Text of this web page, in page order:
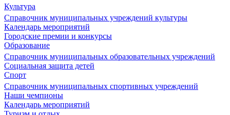
Культура
Справочник муниципальных учреждений культуры
Календарь мероприятий
Городские премии и конкурсы
Образование
Справочник муниципальных образовательных учреждений
Социальная защита детей
Спорт
Справочник муниципальных спортивных учреждений
Наши чемпионы
Календарь мероприятий